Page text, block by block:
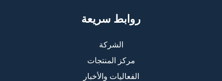
روابط سريعة
الشركة
مركز المنتجات
الفعاليات والأخبار